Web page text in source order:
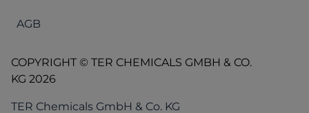
AGB
COPYRIGHT © TER CHEMICALS GMBH & CO.
KG 2026
TER Chemicals GmbH & Co. KG